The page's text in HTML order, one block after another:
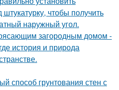
чтобы получить
наружный угол.
загородным домом -
история и природа
способ грунтования стен с